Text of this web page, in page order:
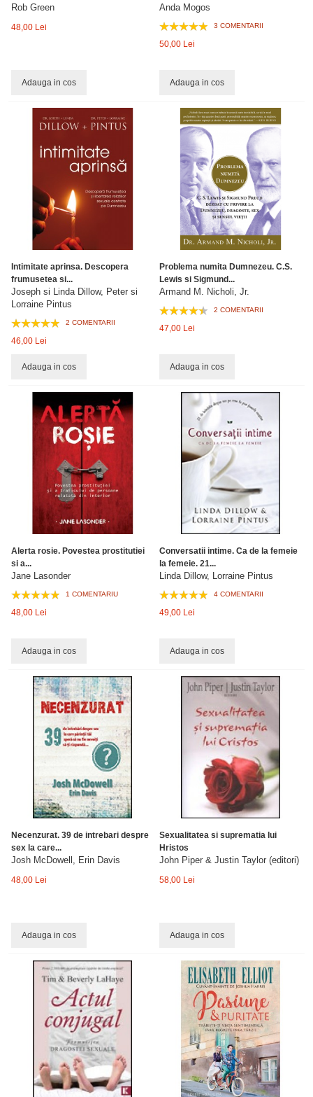
Rob Green
48,00 Lei
Adauga in cos
Anda Mogos
3 COMENTARII
50,00 Lei
Adauga in cos
Intimitate aprinsa. Descopera
frumusetea si...
Joseph si Linda Dillow, Peter si
Lorraine Pintus
2 COMENTARII
46,00 Lei
Adauga in cos
Problema numita Dumnezeu. C.S.
Lewis si Sigmund...
Armand M. Nicholi, Jr.
2 COMENTARII
47,00 Lei
Adauga in cos
Alerta rosie. Povestea prostitutiei
si a...
Jane Lasonder
1 COMENTARIU
48,00 Lei
Adauga in cos
Conversatii intime. Ca de la femeie
la femeie. 21...
Linda Dillow, Lorraine Pintus
4 COMENTARII
49,00 Lei
Adauga in cos
Necenzurat. 39 de intrebari despre
sex la care...
Josh McDowell, Erin Davis
48,00 Lei
Adauga in cos
Sexualitatea si suprematia lui
Hristos
John Piper & Justin Taylor (editori)
58,00 Lei
Adauga in cos